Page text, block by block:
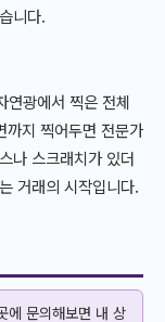
니다.
연광에서 찍은 전체
까지 찍어두면 전문가
나 스크래치가 있더
거래의 시작입니다.
에 문의해보면 내 상